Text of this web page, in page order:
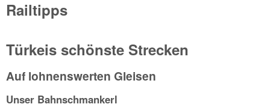
Railtipps
Türkeis schönste Strecken
Auf lohnenswerten Gleisen
Unser Bahnschmankerl